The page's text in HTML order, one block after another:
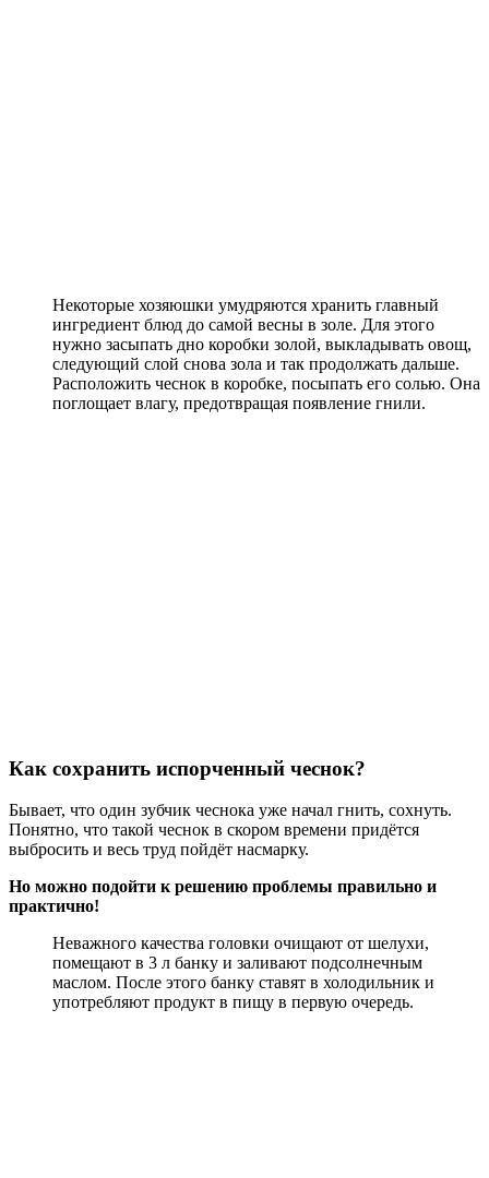
Некоторые хозяюшки умудряются хранить главный
ингредиент блюд до самой весны в золе. Для этого
нужно засыпать дно коробки золой, выкладывать овощ,
следующий слой снова зола и так продолжать дальше.
Расположить чеснок в коробке, посыпать его солью. Она
поглощает влагу, предотвращая появление гнили.
Как сохранить испорченный чеснок?
Бывает, что один зубчик чеснока уже начал гнить, сохнуть.
Понятно, что такой чеснок в скором времени придётся
выбросить и весь труд пойдёт насмарку.
Но можно подойти к решению проблемы правильно и
практично!
Неважного качества головки очищают от шелухи,
помещают в 3 л банку и заливают подсолнечным
маслом. После этого банку ставят в холодильник и
употребляют продукт в пищу в первую очередь.